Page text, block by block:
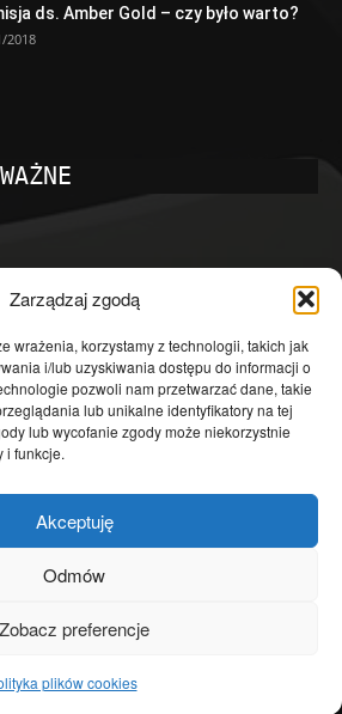
Zarządzaj zgodą
wrażenia, korzystamy z technologii, takich jak
i/lub uzyskiwania dostępu do informacji o
pozwoli nam przetwarzać dane, takie
lub unikalne identyfikatory na tej
lub wycofanie zgody może niekorzystnie
i funkcje.
Akceptuję
Odmów
Zobacz preferencje
plików cookies
ds. Amber Gold – czy było warto?
2018
4601
4363
3639
2823